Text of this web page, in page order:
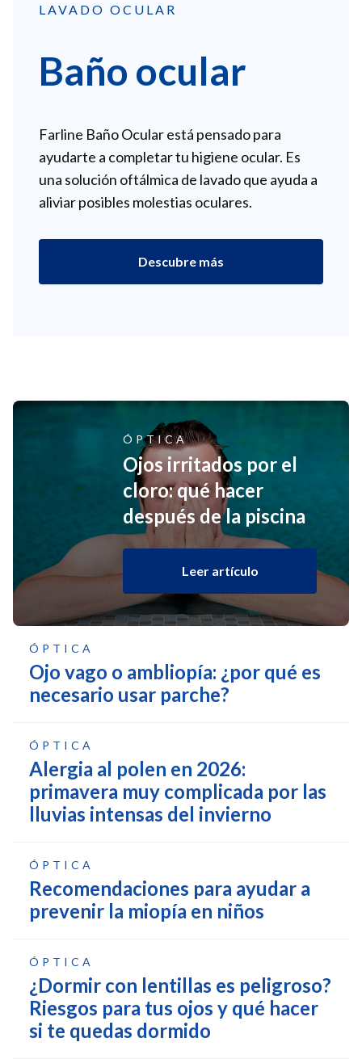
LAVADO OCULAR
Baño ocular
Farline Baño Ocular está pensado para
ayudarte a completar tu higiene ocular. Es
una solución oftálmica de lavado que ayuda a
aliviar posibles molestias oculares.
Descubre más
ÓPTICA
Ojos irritados por el
cloro: qué hacer
después de la piscina
Leer artículo
ÓPTICA
Ojo vago o ambliopía: ¿por qué es
necesario usar parche?
ÓPTICA
Alergia al polen en 2026:
primavera muy complicada por las
lluvias intensas del invierno
ÓPTICA
Recomendaciones para ayudar a
prevenir la miopía en niños
ÓPTICA
¿Dormir con lentillas es peligroso?
Riesgos para tus ojos y qué hacer
si te quedas dormido